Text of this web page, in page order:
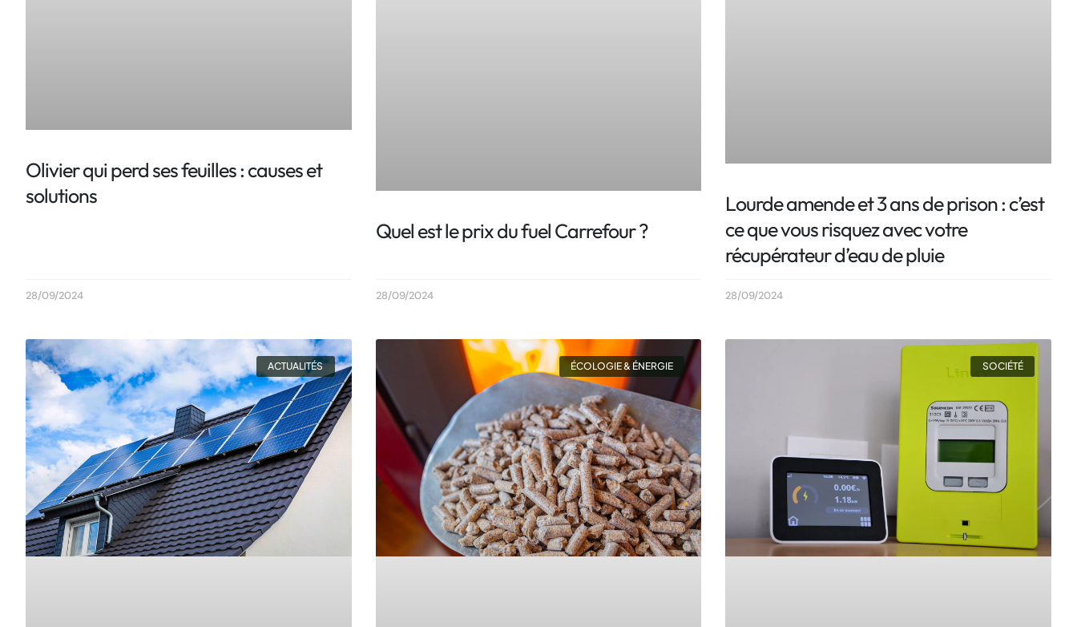
Olivier qui perd ses feuilles : causes et
solutions
28/09/2024
Quel est le prix du fuel Carrefour ?
28/09/2024
Lourde amende et 3 ans de prison : c’est
ce que vous risquez avec votre
récupérateur d’eau de pluie
28/09/2024
ACTUALITÉS ÉCOLOGIE & ÉNERGIE SOCIÉTÉ